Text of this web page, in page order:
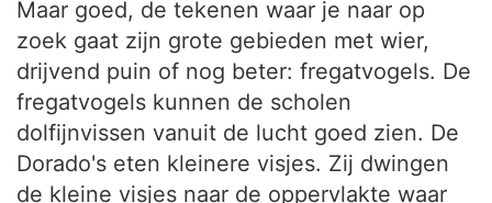
Maar goed, de tekenen waar je naar op
zoek gaat zijn grote gebieden met wier,
drijvend puin of nog beter: fregatvogels. De
fregatvogels kunnen de scholen
dolfijnvissen vanuit de lucht goed zien. De
Dorado's eten kleinere visjes. Zij dwingen
de kleine visjes naar de oppervlakte waar